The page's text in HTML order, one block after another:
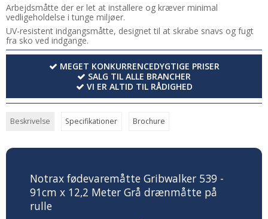
Arbejdsmåtte der er let at installere og kræver minimal
vedligeholdelse i tunge miljøer.
UV-resistent indgangsmåtte, designet til at skrabe snavs og fugt
fra sko ved indgange.
MEGET KONKURRENCEDYGTIGE PRISER
SALG TIL ALLE BRANCHER
VI ER ALTID TIL RÅDIGHED
Beskrivelse Specifikationer Brochure
Notrax fødevaremåtte Gribwalker 539 -
91cm x 12,2 Meter Grå drænmåtte på
rulle